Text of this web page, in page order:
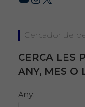
Cercador de
CERCA LES
ANY, MES O
Any: